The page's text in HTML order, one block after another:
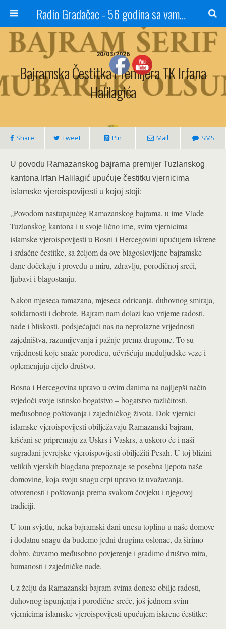
Radio Gradačac - 56 godina sa vama...
20/03/2026
Bajramska Čestitka Premijera TK Irfana
Halilagića
Share Tweet Pin Mail SMS
U povodu Ramazanskog bajrama premijer Tuzlanskog
kantona Irfan Halilagić upućuje čestitku vjernicima
islamske vjeroispovijesti u kojoj stoji:
„Povodom nastupajućeg Ramazanskog bajrama, u ime Vlade
Tuzlanskog kantona i u svoje lično ime, svim vjernicima
islamske vjeroispovijesti u Bosni i Hercegovini upućujem iskrene
i srdačne čestitke, sa željom da ove blagoslovljene bajramske
dane dočekaju i provedu u miru, zdravlju, porodičnoj sreći,
ljubavi i blagostanju.
Nakon mjeseca ramazana, mjeseca odricanja, duhovnog smiraja,
solidarnosti i dobrote, Bajram nam dolazi kao vrijeme radosti,
nade i bliskosti, podsjećajući nas na neprolazne vrijednosti
zajedništva, razumijevanja i pažnje prema drugome. To su
vrijednosti koje snaže porodicu, učvršćuju međuljudske veze i
oplemenjuju cijelo društvo.
Bosna i Hercegovina upravo u ovim danima na najljepši način
svjedoči svoje istinsko bogatstvo – bogatstvo različitosti,
međusobnog poštovanja i zajedničkog života. Dok vjernici
islamske vjeroispovijesti obilježavaju Ramazanski bajram,
kršćani se pripremaju za Uskrs i Vaskrs, a uskoro će i naši
sugrađani jevrejske vjeroispovijesti obilježiti Pesah. U toj blizini
velikih vjerskih blagdana prepoznaje se posebna ljepota naše
domovine, koja svoju snagu crpi upravo iz uvažavanja,
otvorenosti i poštovanja prema svakom čovjeku i njegovoj
tradiciji.
U tom svjetlu, neka bajramski dani unesu toplinu u naše domove
i dodatnu snagu da budemo jedni drugima oslonac, da širimo
dobro, čuvamo međusobno povjerenje i gradimo društvo mira,
humanosti i zajedničke nade.
Uz želju da Ramazanski bajram svima donese obilje radosti,
duhovnog ispunjenja i porodične sreće, još jednom svim
vjernicima islamske vjeroispovijesti upućujem iskrene čestitke: